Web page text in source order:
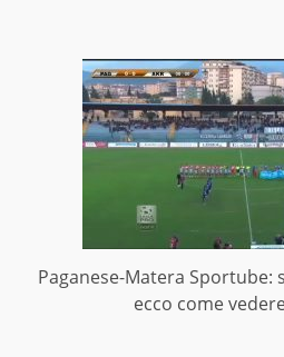
Paganese-Matera
ecco come